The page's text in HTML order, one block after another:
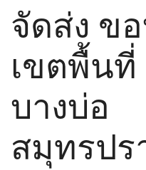
จัดส่ง ข
เขตพื้น
บางบ่อ
สมุทรปร